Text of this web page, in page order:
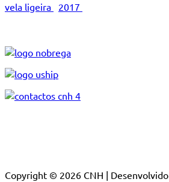
vela ligeira 2017
Copyright © 2026 CNH |